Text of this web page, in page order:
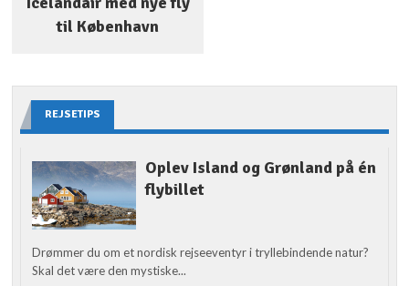
til København
REJSETIPS
Oplev Island og Grønland på én
flybillet
Drømmer du om et nordisk rejseeventyr i tryllebindende natur?
Skal det være den mystiske...